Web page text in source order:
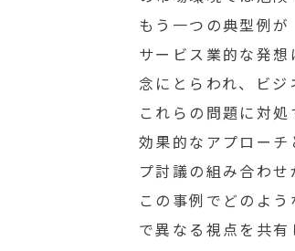
もう一つの典型例が
サービス業的な発
念にとらわれ、ビジ
これらの問題に対
効果的なアプロー
プ討議の組み合わ
この事例でどのよ
で異なる視点を共有